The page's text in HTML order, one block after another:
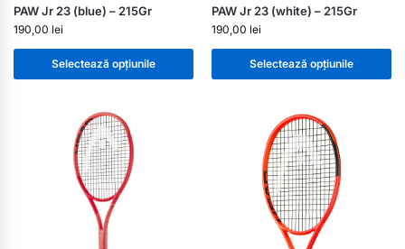
PAW Jr 23 (blue) – 215Gr
190,00 lei
Selectează opțiunile
PAW Jr 23 (white) – 215Gr
190,00 lei
Selectează opțiunile